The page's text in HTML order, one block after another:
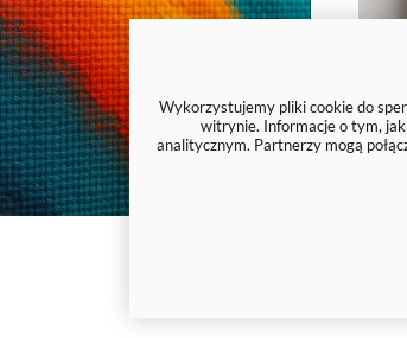
Wykorzystujemy pliki cookie do
witrynie. Informacje o tym,
analitycznym. Partnerzy mogą